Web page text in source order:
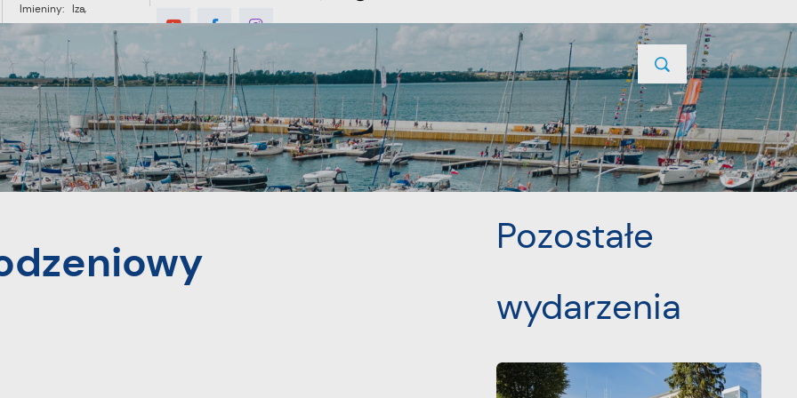
Imieniny: Iza,
Cyprian, Dominik
MIESZKANIEC TURYSTYKA INWESTYCJE PROJEKTY UNIJNE KONTAKT
POPRZEDNI NASTĘPNY
Pozostałe
wydarzenia